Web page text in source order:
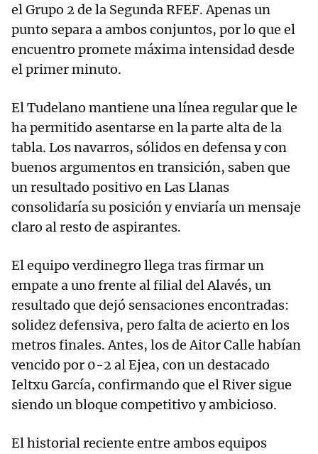
el Grupo 2 de la Segunda RFEF. Apenas un
punto separa a ambos conjuntos, por lo que el
encuentro promete máxima intensidad desde
el primer minuto.
El Tudelano mantiene una línea regular que le
ha permitido asentarse en la parte alta de la
tabla. Los navarros, sólidos en defensa y con
buenos argumentos en transición, saben que
un resultado positivo en Las Llanas
consolidaría su posición y enviaría un mensaje
claro al resto de aspirantes.
El equipo verdinegro llega tras firmar un
empate a uno frente al filial del Alavés, un
resultado que dejó sensaciones encontradas:
solidez defensiva, pero falta de acierto en los
metros finales. Antes, los de Aitor Calle habían
vencido por 0-2 al Ejea, con un destacado
Ieltxu García, confirmando que el River sigue
siendo un bloque competitivo y ambicioso.
El historial reciente entre ambos equipos